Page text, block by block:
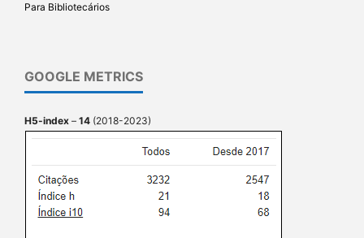
Para Bibliotecários
GOOGLE METRICS
H5-index – 14 (2018-2023)